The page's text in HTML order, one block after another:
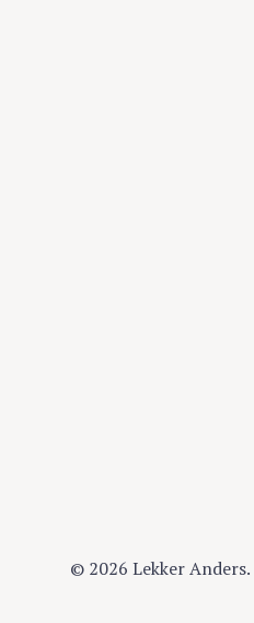
© 2026 Lekker Anders.